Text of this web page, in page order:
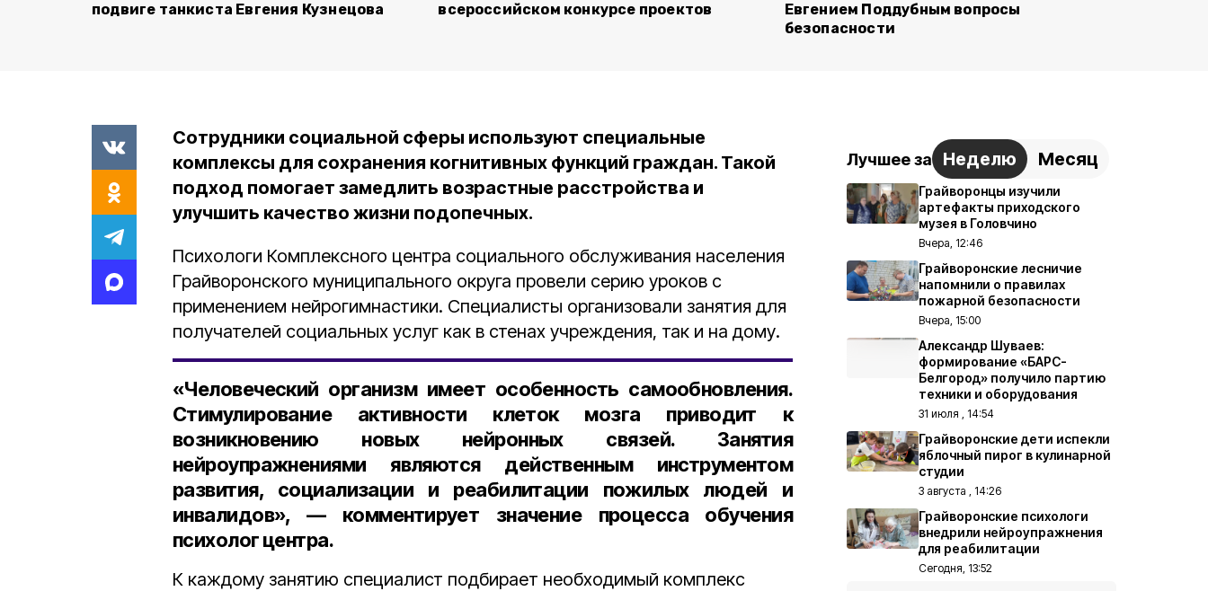
подвиге танкиста Евгения Кузнецова
всероссийском конкурсе проектов
Евгением Поддубным вопросы
безопасности
Сотрудники социальной сферы используют специальные
комплексы для сохранения когнитивных функций граждан. Такой
подход помогает замедлить возрастные расстройства и
улучшить качество жизни подопечных.
Психологи Комплексного центра социального обслуживания населения
Грайворонского муниципального округа провели серию уроков с
применением нейрогимнастики. Специалисты организовали занятия для
получателей социальных услуг как в стенах учреждения, так и на дому.
«Человеческий организм имеет особенность самообновления.
Стимулирование активности клеток мозга приводит к
возникновению новых нейронных связей. Занятия
нейроупражнениями являются действенным инструментом
развития, социализации и реабилитации пожилых людей и
инвалидов», — комментирует значение процесса обучения
психолог центра.
К каждому занятию специалист подбирает необходимый комплекс
Лучшее за Неделю Месяц
Грайворонцы изучили
артефакты приходского
музея в Головчино
Вчера, 12:46
Грайворонские лесничие
напомнили о правилах
пожарной безопасности
Вчера, 15:00
Александр Шуваев:
формирование «БАРС-
Белгород» получило партию
техники и оборудования
31 июля , 14:54
Грайворонские дети испекли
яблочный пирог в кулинарной
студии
3 августа , 14:26
Грайворонские психологи
внедрили нейроупражнения
для реабилитации
Сегодня, 13:52